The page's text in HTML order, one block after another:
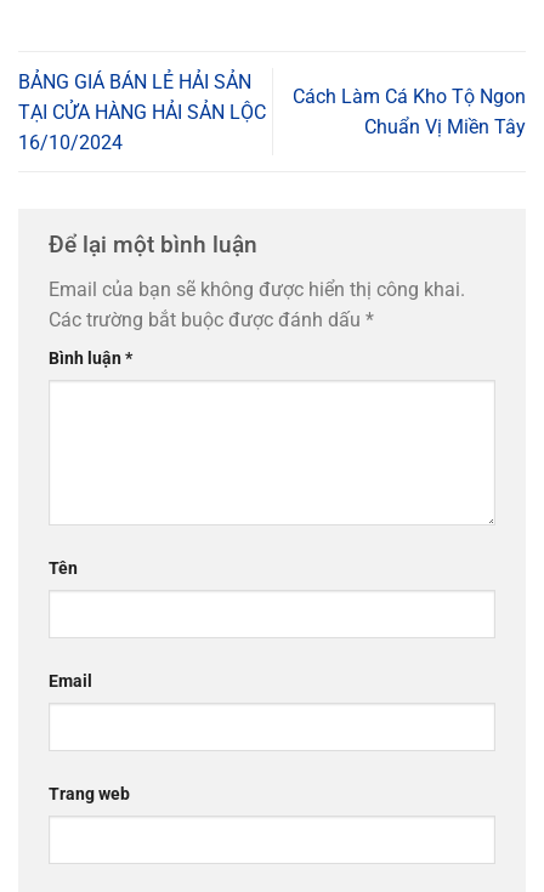
BẢNG GIÁ BÁN LẺ HẢI SẢN
TẠI CỬA HÀNG HẢI SẢN LỘC
16/10/2024
Cách Làm Cá Kho Tộ Ngon
Chuẩn Vị Miền Tây
Để lại một bình luận
Email của bạn sẽ không được hiển thị công khai.
Các trường bắt buộc được đánh dấu *
Bình luận*
Tên
Email
Trang web